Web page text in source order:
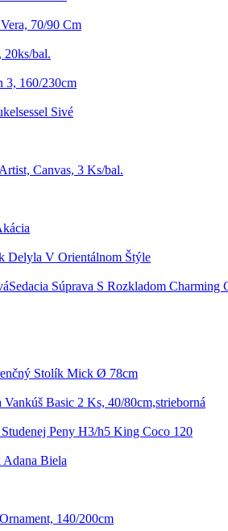
70/90 Cm
20ks/bal.
3, 160/230cm
Sivé
Canvas, 3 Ks/bal.
Delyla V Orientálnom Štýle
Sedacia Súprava S Rozkladom Charming
Stolík Mick Ø 78cm
Basic 2 Ks, 40/80cm,strieborná
Peny H3/h5 King Coco 120
Biela
140/200cm